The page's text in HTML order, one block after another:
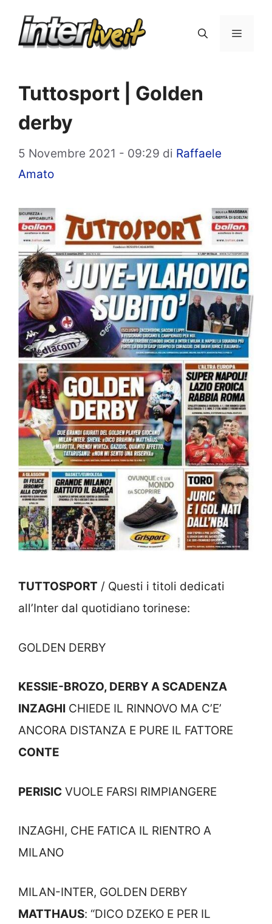
Menu
Tuttosport | Golden
derby
5 Novembre 2021 - 09:29 di Raffaele
Amato
TUTTOSPORT / Questi i titoli dedicati
all’Inter dal quotidiano torinese:
GOLDEN DERBY
KESSIE-BROZO, DERBY A SCADENZA
INZAGHI CHIEDE IL RINNOVO MA C’E’
ANCORA DISTANZA E PURE IL FATTORE
CONTE
PERISIC VUOLE FARSI RIMPIANGERE
INZAGHI, CHE FATICA IL RIENTRO A
MILANO
MILAN-INTER, GOLDEN DERBY
MATTHAUS: “DICO DZEKO E PER IL